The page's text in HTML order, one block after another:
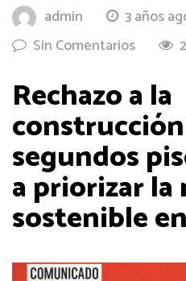
admin
3 años
Sin Comentarios
Rechazo a la
segundos
a priorizar
sostenible